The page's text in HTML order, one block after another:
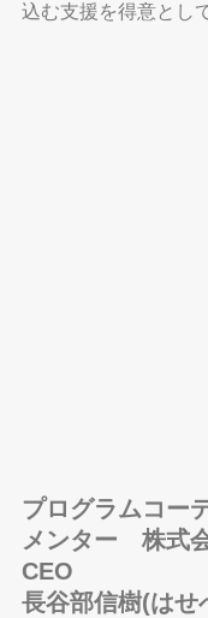
込む支援を得意とし
プログラムコー
メンター　株式
CEO
⻑⾕部信樹(はせ